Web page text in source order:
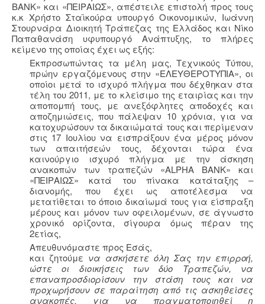
BANK» και «ΠΕΙΡΑΙΩΣ», απέστειλε επιστολή προς τους
κ.κ Χρήστο Σταϊκούρα υπουργό Οικονομικών, Ιωάννη
Στουρνάρα Διοικητή Τράπεζας της Ελλάδος και Νίκο
Παπαθανάση υφυπουργό Ανάπτυξης, το πλήρες
κείμενο της οποίας έχει ως εξής:
Εκπροσωπώντας τα μέλη μας, Τεχνικούς Τύπου,
πρώην εργαζόμενους στην «ΕΛΕΥΘΕΡΟΤΥΠΙΑ», οι
οποίοι μετά το ισχυρό πλήγμα που δέχθηκαν στα
τέλη του 2011, με το κλείσιμο της εταιρίας και την
αποπομπή τους, με ανεξόφλητες αποδοχές και
αποζημιώσεις, που πάλεψαν 10 χρόνια, για να
κατοχυρώσουν τα δικαιώματά τους και περίμεναν
στις 17 Ιουλίου να εισπράξουν ένα μέρος μόνον
των απαιτήσεών τους, δέχονται τώρα ένα
καινούργιο ισχυρό πλήγμα με την άσκηση
ανακοπών των τραπεζών «ALPHA BANK» και
«ΠΕΙΡΑΙΩΣ» κατά του πίνακα κατάταξης –
διανομής, που έχει ως αποτέλεσμα να
μετατίθεται το όποιο δικαίωμά τους για είσπραξη
μέρους και μόνον των οφειλομένων, σε άγνωστο
χρονικό ορίζοντα, σίγουρα όμως πέραν της
2ετίας,
Απευθυνόμαστε προς Εσάς,
και ζητούμε να ασκήσετε όλη Σας την επιρροή,
ώστε οι διοικήσεις των δύο Τραπεζών, να
επαναπροσδιορίσουν την στάση τους και να
προχωρήσουν σε παραίτηση από τις ασκηθείσες
ανακοπές, για να πραγματοποιηθεί η